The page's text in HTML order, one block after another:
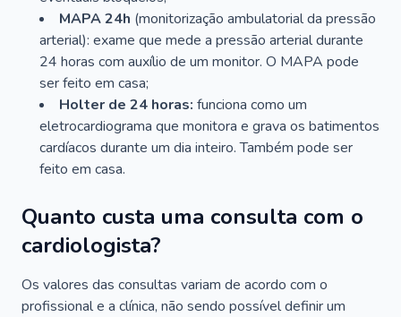
MAPA 24h (monitorização ambulatorial da pressão
arterial): exame que mede a pressão arterial durante
24 horas com auxílio de um monitor. O MAPA pode
ser feito em casa;
Holter de 24 horas: funciona como um
eletrocardiograma que monitora e grava os batimentos
cardíacos durante um dia inteiro. Também pode ser
feito em casa.
Quanto custa uma consulta com o
cardiologista?
Os valores das consultas variam de acordo com o
profissional e a clínica, não sendo possível definir um